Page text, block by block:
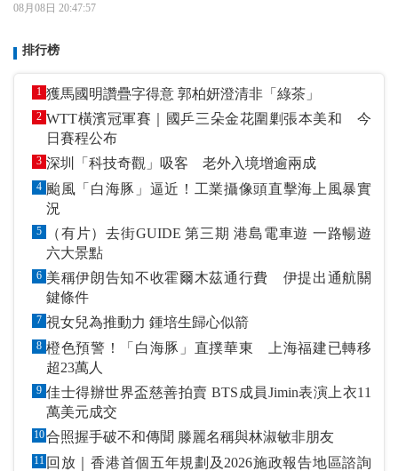
08月08日 20:47:57
排行榜
1 獲馬國明讚疊字得意 郭柏妍澄清非「綠茶」
2 WTT橫濱冠軍賽｜國乒三朵金花圍剿張本美和 今
日賽程公布
3 深圳「科技奇觀」吸客 老外入境增逾兩成
4 颱風「白海豚」逼近！工業攝像頭直擊海上風暴實
況
5
（有片）去街GUIDE 第三期 港島電車遊 一路暢遊
六大景點
6 美稱伊朗告知不收霍爾木茲通行費 伊提出通航關
鍵條件
7 視女兒為推動力 鍾培生歸心似箭
8 橙色預警！「白海豚」直撲華東 上海福建已轉移
超23萬人
9 佳士得辦世界盃慈善拍賣 BTS成員Jimin表演上衣11
萬美元成交
10 合照握手破不和傳聞 滕麗名稱與林淑敏非朋友
11 回放｜香港首個五年規劃及2026施政報告地區諮詢